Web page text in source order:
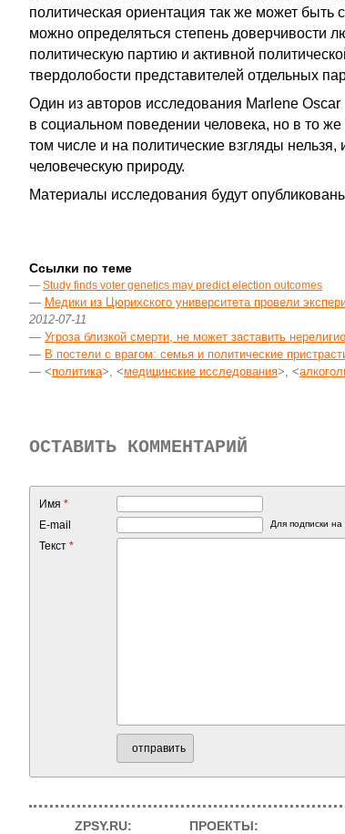
политическая ориентация так же может
можно определяться степень доверчивости
политическую партию и активной
твердолобости представителей отдельных
Один из авторов исследования Marlene
в социальном поведении человека, но в то
том числе и на политические взгляды
человеческую природу.
Материалы исследования будут
Ссылки по теме
— Study finds voter genetics may predict election outcomes
— Медики из Цюрихского университета провели
2012-07-11
— Угроза близкой смерти, не может заставить
— В постели с врагом: семья и политические
— <политика>, <медицинские исследования>, <
ОСТАВИТЬ КОММЕНТАРИЙ
Имя *
E-mail
Для подписки на
Текст *
отправить
ZPSY.RU: ПРОЕКТЫ: